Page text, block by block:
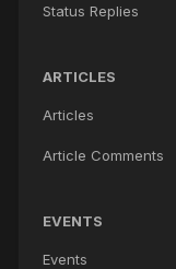
Status Replies
ARTICLES
Articles
Article Comments
EVENTS
Events